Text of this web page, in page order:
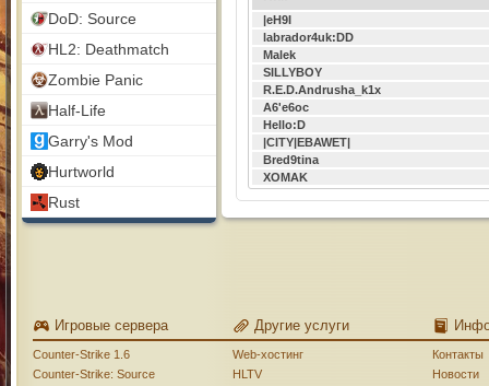
DoD: Source
HL2: Deathmatch
Zombie Panic
Half-Life
Garry's Mod
Hurtworld
Rust
|eH9I
labrador4uk:DD
Malek
SILLYBOY
R.E.D.Andrusha_k1x
A6'e6oc
Hello:D
|CITY|EBAWET|
Bred9tina
XOMAK
Игровые сервера
Counter-Strike 1.6
Counter-Strike: Source
Другие услуги
Web-хостинг
HLTV
Контакты
Новости